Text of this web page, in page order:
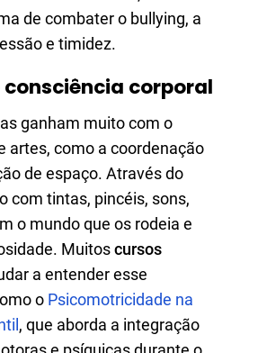
de combater o bullying, a
e timidez.
corporal
ganham muito com o
artes, como a coordenação
de espaço. Através do
com tintas, pincéis, sons,
o mundo que os rodeia e
Muitoscursos
a entender esse
o Psicomotricidade na
, que aborda a integração